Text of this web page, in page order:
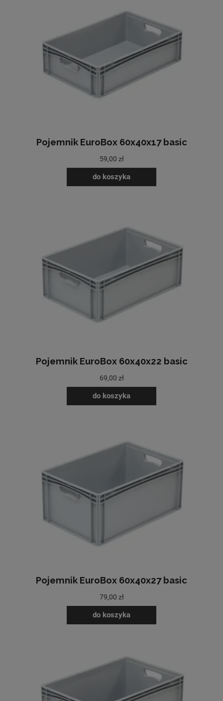
Pojemnik EuroBox 60x40x17 basic
59,00 zł
do koszyka
Pojemnik EuroBox 60x40x22 basic
69,00 zł
do koszyka
Pojemnik EuroBox 60x40x27 basic
79,00 zł
do koszyka